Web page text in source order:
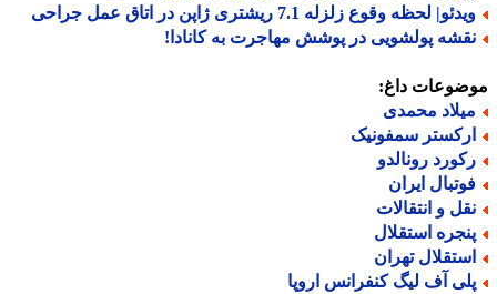
لحظه وقوع زلزله 7.1 ریشتری ژاپن در اتاق عمل جراحی
پولشویی در پوشش مهاجرت به کانادا!
داغ:
محمدی
سمفونیک
رونالدو
ایران
و انتقالات
استقلال
تهران
آف لیگ کنفرانس اروپا